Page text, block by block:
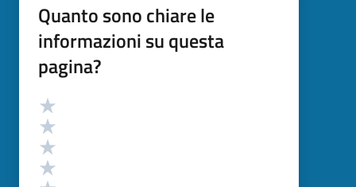
Quanto sono chiare le
informazioni su questa
pagina?
Valutazione